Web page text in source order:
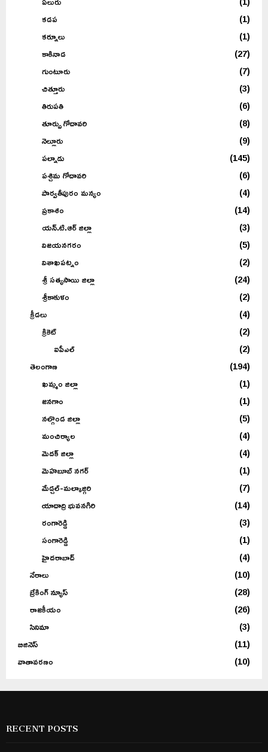
కడప
(1)
కర్నూలు
(1)
కాకినాడ
(27)
గుంటూరు
(7)
చిత్తూరు
(3)
తిరుపతి
(6)
తూర్పు గోదావరి
(8)
నెల్లూరు
(9)
పల్నాడు
(145)
పశ్చిమ గోదావరి
(6)
పార్వతీపురం మన్యం
(4)
ప్రకాశం
(14)
యన్.టి.ఆర్ జిల్లా
(3)
విజయనగరం
(5)
విశాఖపట్నం
(2)
శ్రీ సత్యసాయి జిల్లా
(24)
శ్రీకాకుళం
(2)
క్రీడలు
(4)
క్రికెట్
(2)
ఐపీఎల్
(2)
తెలంగాణ
(194)
ఖమ్మం జిల్లా
(1)
జనగాం
(1)
నల్గొండ జిల్లా
(5)
మంచిర్యాల
(4)
మెదక్ జిల్లా
(4)
మెహబూబ్ నగర్
(1)
మేడ్చల్-మల్కాజ్గిరి
(7)
యాదాద్రి భువనగిరి
(14)
రంగారెడ్డి
(3)
సంగారెడ్డి
(1)
హైదరాబాద్
(4)
నేరాలు
(10)
బ్రేకింగ్ న్యూస్
(28)
రాజకీయం
(26)
సినిమా
(3)
బిజినెస్
(11)
వాతావరణం
(10)
RECENT POSTS